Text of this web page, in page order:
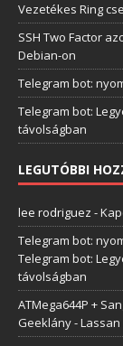
Vezetékes Ring
SSH Two Factor
Debian-on
Telegram bot:
Telegram bot:
távolságban
LEGUTÓBBI
lee rodriguez -
Telegram bot:
Telegram bot:
távolságban
ATMega644P +
Geeklány-